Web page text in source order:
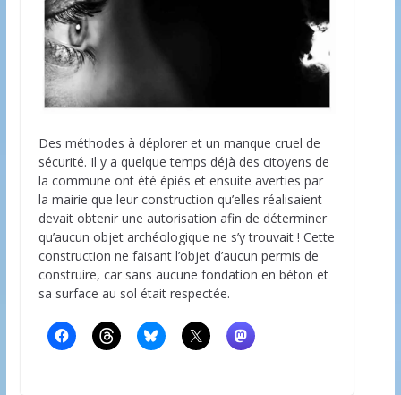
Des méthodes à déplorer et un manque cruel de
sécurité. Il y a quelque temps déjà des citoyens de
la commune ont été épiés et ensuite averties par
la mairie que leur construction qu’elles réalisaient
devait obtenir une autorisation afin de déterminer
qu’aucun objet archéologique ne s’y trouvait ! Cette
construction ne faisant l’objet d’aucun permis de
construire, car sans aucune fondation en béton et
sa surface au sol était respectée.